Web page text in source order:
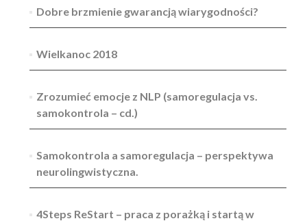
Dobre brzmienie gwarancją wiarygodności?
Wielkanoc 2018
Zrozumieć emocje z NLP (samoregulacja vs.
samokontrola – cd.)
Samokontrola a samoregulacja – perspektywa
neurolingwistyczna.
4Steps ReStart – praca z porażką i startą w